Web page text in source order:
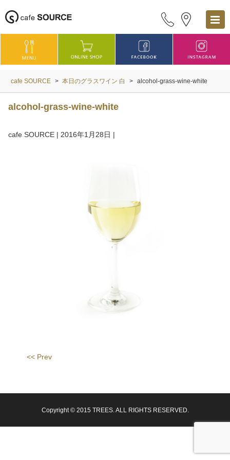
cafe SOURCE > 本日のグラスワイン 白 > alcohol-grass-wine-white
alcohol-grass-wine-white
cafe SOURCE | 2016年1月28日 |
<< Prev
Copyright © 2015 TREES. ALL RIGHTS RESERVED.